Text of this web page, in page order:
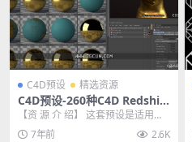
C4D预设 精选资源
C4D预设-260种C4D Redshift
渲染器金银铜铁金属4K高清P
BR材质预设
【资 源 介 绍】 这套预设是适用于C
inema 4D + Redshift 最...
7年前 2.6K